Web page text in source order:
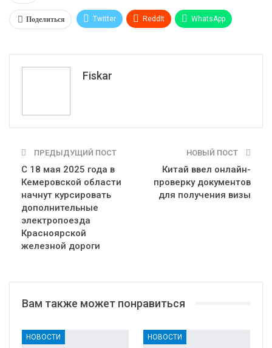
Поделиться Twitter ReddIt WhatsApp
Fiskar
ПРЕДЫДУЩИЙ ПОСТ
С 18 мая 2025 года в
Кемеровской области
начнут курсировать
дополнительные
электропоезда
Красноярской
железной дороги
НОВЫЙ ПОСТ
Китай ввел онлайн-
проверку документов
для получения визы
Вам также может понравиться
НОВОСТИ НОВОСТИ